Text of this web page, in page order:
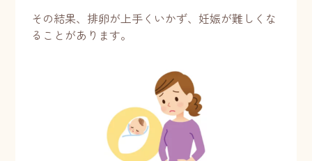
その結果、排卵が上手くいかず、妊娠が難しくな
ることがあります。